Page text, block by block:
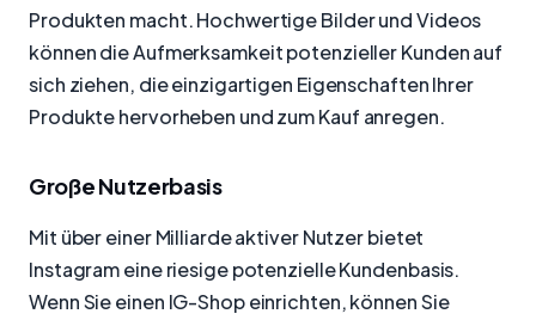
Produkten macht. Hochwertige Bilder und Videos
können die Aufmerksamkeit potenzieller Kunden auf
sich ziehen, die einzigartigen Eigenschaften Ihrer
Produkte hervorheben und zum Kauf anregen.
Große Nutzerbasis
Mit über einer Milliarde aktiver Nutzer bietet
Instagram eine riesige potenzielle Kundenbasis.
Wenn Sie einen IG-Shop einrichten, können Sie